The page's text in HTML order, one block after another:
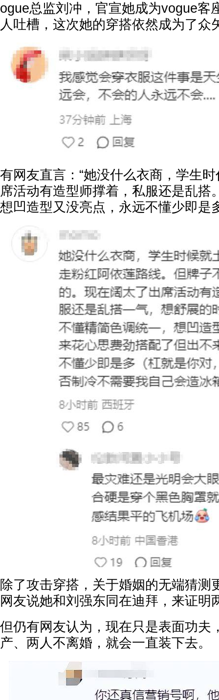
ogue总监刘冲，官宣她成为vogue客
人吐槽，这次她的穿搭依然成为了众
有网友直言：“她没什么衣商，学生
席活动有造型师撑着，私服还是乱搭
想凹造型又没亮点，永远不懂少即是
除了攻击穿搭，关于婚姻的无端猜测
网友说她和刘强东同在迪拜，来证明
但仍有网友认为，现在只是表面功夫
产、两人不离婚，就会一直装下去。